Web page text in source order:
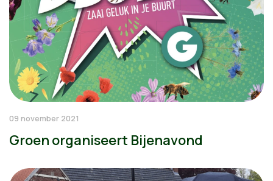
09 november 2021
Groen organiseert Bijenavond